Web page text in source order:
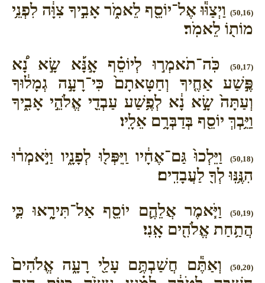
(50,16)
וַיְצַוּ֕וּ אֶל־יוֹסֵ֖ף לֵאמֹ֑ר אָבִ֣יךָ צִוָּ֔ה לִפְנֵ֥י
מוֹת֖וֹ לֵאמֹֽר׃
(50,17)
כֹּֽה־תֹאמְר֣וּ לְיוֹסֵ֗ף אָ֣נָּ֡א שָׂ֣א נָ֠א
פֶּ֣שַׁע אַחֶ֤יךָ וְחַטָּאתָם֙ כִּי־רָעָ֣ה גְמָל֔וּךָ
וְעַתָּה֙ שָׂ֣א נָ֔א לְפֶ֥שַׁע עַבְדֵ֖י אֱלֹהֵ֣י אָבִ֑יךָ
וַיֵּ֥בְךְּ יוֹסֵ֖ף בְּדַבְּרָ֥ם אֵלָֽיו׃
(50,18)
וַיֵּלְכוּ֙ גַּם־אֶחָ֔יו וַֽיִּפְּל֖וּ לְפָנָ֑יו וַיֹּ֣אמְר֔וּ
הִנֶּ֥נּֽוּ לְךָ֖ לַעֲבָדִֽים׃
(50,19)
וַיֹּ֧אמֶר אֲלֵהֶ֛ם יוֹסֵ֖ף אַל־תִּירָ֑אוּ כִּ֛י
הֲתַ֥חַת אֱלֹהִ֖ים אָֽנִי׃
(50,20)
וְאַתֶּ֕ם חֲשַׁבְתֶּ֥ם עָלַ֖י רָעָ֑ה אֱלֹהִים֙